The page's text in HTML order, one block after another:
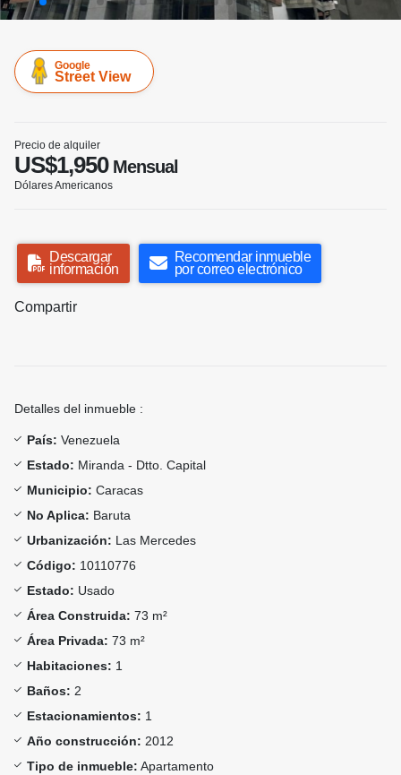
Google
Street View
Precio de alquiler
US$1,950Mensual
Dólares Americanos
Descargar
información
Recomendar inmueble
por correo electrónico
Compartir
Detalles del inmueble :
País: Venezuela
Estado: Miranda - Dtto. Capital
Municipio: Caracas
No Aplica: Baruta
Urbanización: Las Mercedes
Código: 10110776
Estado: Usado
Área Construida: 73 m²
Área Privada: 73 m²
Habitaciones: 1
Baños: 2
Estacionamientos: 1
Año construcción: 2012
Tipo de inmueble: Apartamento